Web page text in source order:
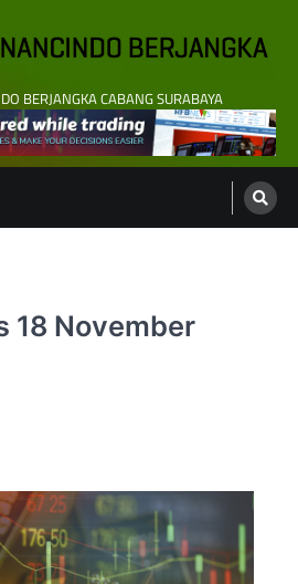
BERJANGKA CABANG SURABAYA
18 November